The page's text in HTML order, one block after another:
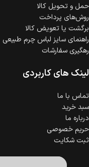
حمل‌ و تحویل کالا
روش‌های پرداخت
برگشت یا تعویض کالا
راهنمای سایز لباس چرم طبیعی
رهگیری سفارشات
لینک های کاربردی
تماس با ما
سبد خرید
درباره ما
حریم خصوصی
ثبت شکایت